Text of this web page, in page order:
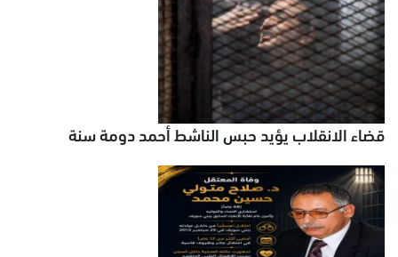
قضاء الانقلاب يؤيد حبس الناشط أحمد دومة سنة